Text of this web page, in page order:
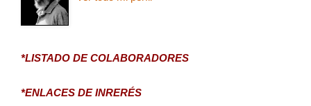
*LISTADO DE COLABORADORES
*ENLACES DE INRERÉS